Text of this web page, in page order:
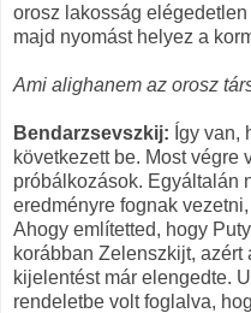
orosz lakosság
majd nyomást helyez a
Ami alighanem az orosz
Bendarzsevszkij: Így van,
következett be. Most végre
próbálkozások. Egyáltalán
eredményre fognak
Ahogy említetted, hogy
korábban Zelenszkijt,
kijelentést már elengedte.
rendeletbe volt foglalva,